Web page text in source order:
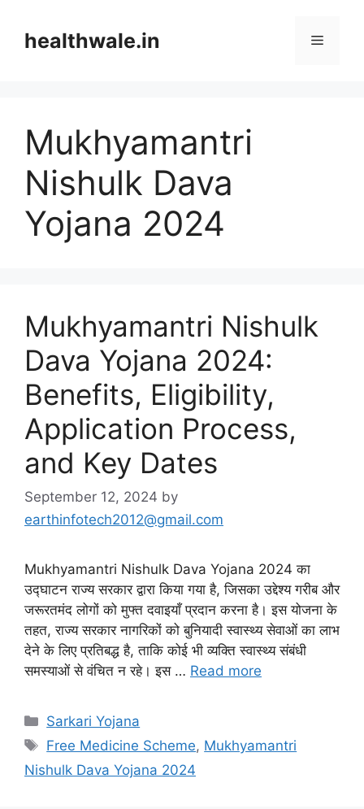
contenthealthwale.in Menu
Mukhyamantri
Nishulk Dava
Yojana 2024
Mukhyamantri Nishulk
Dava Yojana 2024:
Benefits, Eligibility,
Application Process,
and Key Dates
September 12, 2024 by
earthinfotech2012@gmail.com
Mukhyamantri Nishulk Dava Yojana 2024 का
उद्घाटन राज्य सरकार द्वारा किया गया है, जिसका उद्देश्य गरीब और
जरूरतमंद लोगों को मुफ्त दवाइयाँ प्रदान करना है। इस योजना के
तहत, राज्य सरकार नागरिकों को बुनियादी स्वास्थ्य सेवाओं का लाभ
देने के लिए प्रतिबद्ध है, ताकि कोई भी व्यक्ति स्वास्थ्य संबंधी
समस्याओं से वंचित न रहे। इस … Read more
Categories
Sarkari Yojana
Tags
Free Medicine Scheme, Mukhyamantri
Nishulk Dava Yojana 2024